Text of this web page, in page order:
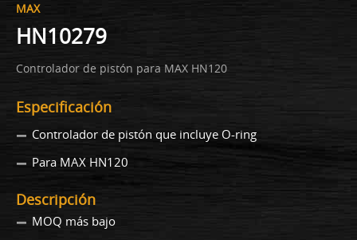
MAX
HN10279
Controlador de pistón para MAX HN120
Especificación
Controlador de pistón que incluye O-ring
Para MAX HN120
Descripción
MOQ más bajo